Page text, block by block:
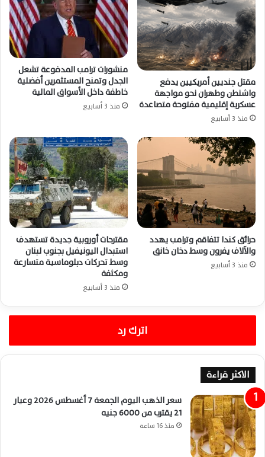
مقتل جنديين أمريكيين يدفع
واشنطن وطهران نحو مواجهة
عسكرية إقليمية مفتوحة متصاعدة
منذ 3 أسابيع
منشورات ترامب المدفوعة تشعل
الجدل وتمنح المستثمرين أفضلية
خاطفة داخل الأسواق المالية
منذ 3 أسابيع
حرائق كندا تتفاقم وترامب يهدد
والآلاف يفرون وسط دخان خانق
منذ 3 أسابيع
مقترحات أوروبية جديدة تستهدف
استبدال اليونيفيل بجنوب لبنان
وسط تحركات دبلوماسية متسارعة
ومكثفة
منذ 3 أسابيع
اترك رد
الاكثر قراءة
سعر الذهب اليوم الجمعة 7 أغسطس 2026 وعيار
21 يقترب من 6000 جنيه
منذ 16 ساعة